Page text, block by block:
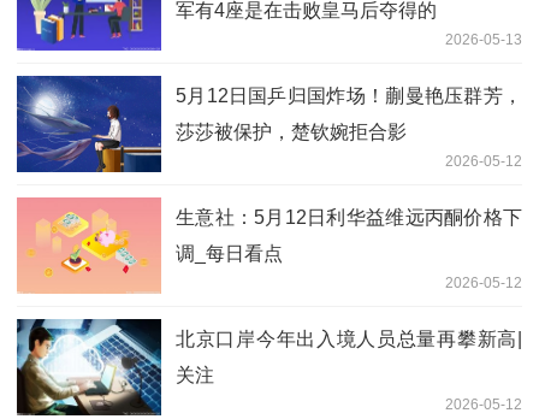
军有4座是在击败皇马后夺得的
2026-05-13
5月12日国乒归国炸场！蒯曼艳压群芳，
莎莎被保护，楚钦婉拒合影
2026-05-12
生意社：5月12日利华益维远丙酮价格下
调_每日看点
2026-05-12
北京口岸今年出入境人员总量再攀新高|
关注
2026-05-12